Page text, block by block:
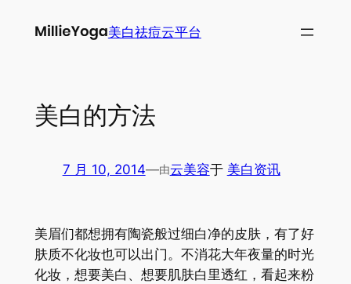
美白祛痘云平台
美白的方法
7 月 10, 2014—由云美容于 美白资讯
美眉们都想拥有陶瓷般过细白净的皮肤，有了好
肤质不化妆也可以出门。不消花大年夜量的时光
化妆，想要美白、想要肌肤白里透红，看起来粉